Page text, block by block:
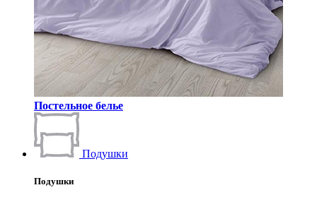
Постельное белье
Подушки
Подушки